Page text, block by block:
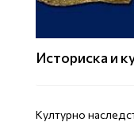
Историска и
Културно